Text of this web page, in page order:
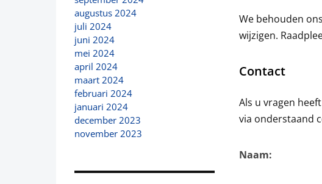
augustus 2024
juli 2024
juni 2024
mei 2024
april 2024
maart 2024
februari 2024
januari 2024
december 2023
november 2023
We behouden
wijzigen.
Contact
Als u vragen
via onderstaand
Naam: